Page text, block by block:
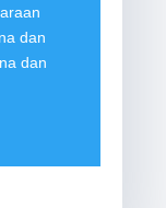
dan
dan